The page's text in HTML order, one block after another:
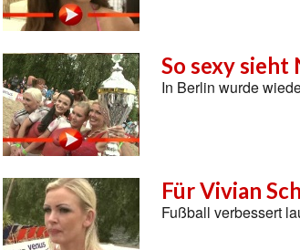
So sexy
In Berlin wurde
Für Vivian
Fußball verbessert